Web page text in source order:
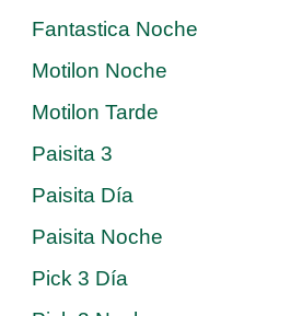
Fantastica Noche
Motilon Noche
Motilon Tarde
Paisita 3
Paisita Día
Paisita Noche
Pick 3 Día